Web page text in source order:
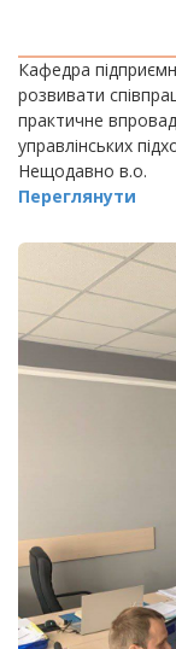
Кафедра
розвивати
практичне
управлінських
Нещодавно в.о.
Переглянути